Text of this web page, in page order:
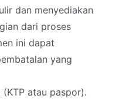
dan menyediakan
dari proses
ini dapat
yang
atau paspor).